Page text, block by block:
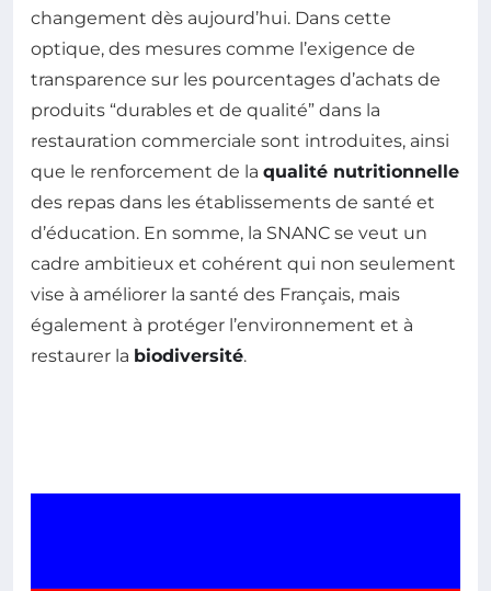
changement dès aujourd’hui. Dans cette
optique, des mesures comme l’exigence de
transparence sur les pourcentages d’achats de
produits “durables et de qualité” dans la
restauration commerciale sont introduites, ainsi
que le renforcement de la qualité nutritionnelle
des repas dans les établissements de santé et
d’éducation. En somme, la SNANC se veut un
cadre ambitieux et cohérent qui non seulement
vise à améliorer la santé des Français, mais
également à protéger l’environnement et à
restaurer la biodiversité.